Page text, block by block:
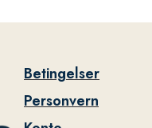
Betingelser
Personvern